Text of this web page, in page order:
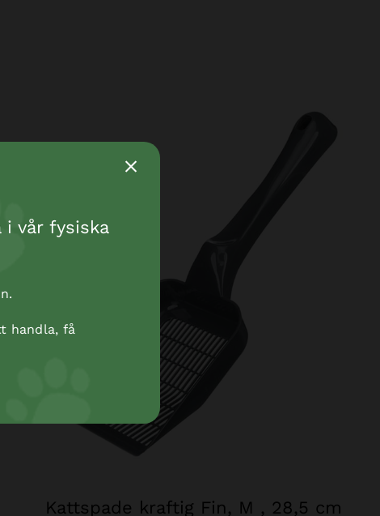
Kattspade kraftig Fin, M , 28,5 cm
vår fysiska
handla, få